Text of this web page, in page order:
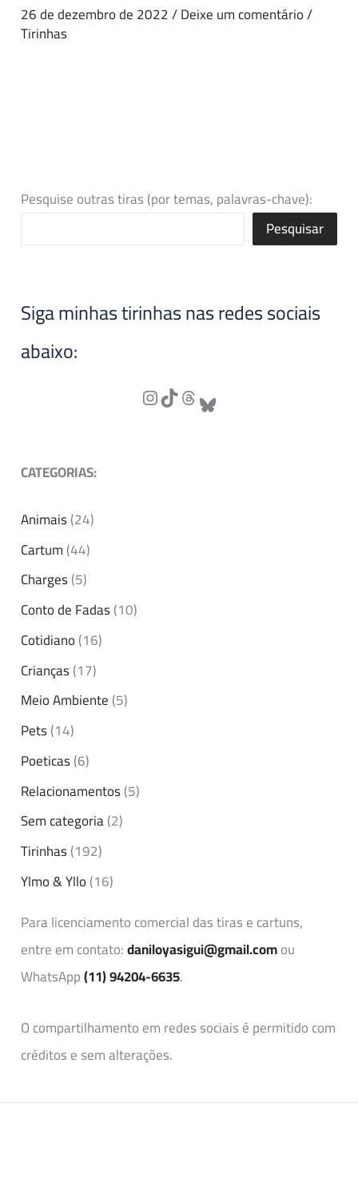
26 de dezembro de 2022/Deixe um comentário/
Tirinhas
Pesquise outras tiras (por temas, palavras-chave):
Pesquisar
Siga minhas tirinhas nas redes sociais
abaixo:
CATEGORIAS:
Animais(24)
Cartum(44)
Charges(5)
Conto de Fadas(10)
Cotidiano(16)
Crianças(17)
Meio Ambiente(5)
Pets(14)
Poeticas(6)
Relacionamentos(5)
Sem categoria(2)
Tirinhas(192)
Ylmo & Yllo(16)
Para licenciamento comercial das tiras e cartuns,
entre em contato:daniloyasigui@gmail.comou
WhatsApp(11) 94204-6635.
O compartilhamento em redes sociais é permitido com
créditos e sem alterações.